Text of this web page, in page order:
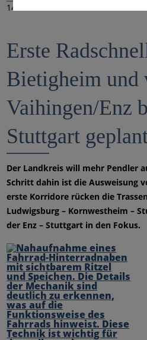
14.03.2019
Erste
Bietigheim und
Vaihingen/Enz
Stuttgart
Der Landkreis will mehr Pendler
Schritt dahin ist die Ausweisung
erste Korridore rücken die
Ludwigsburg – Kornwestheim –
der Enz – Stuttgart in den Fokus.